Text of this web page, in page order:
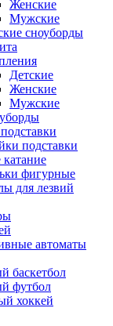
Женские
Мужские
сноуборды
Детские
Женские
Мужские
подставки
фигурные
для лезвий
автоматы
баскетбол
футбол
хоккей